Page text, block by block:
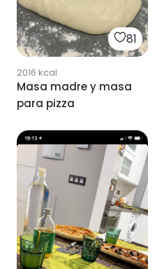
81
2016 kcal
Masa madre y masa
para pizza